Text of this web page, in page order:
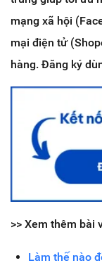
mạng xã hội
mại điện tử
hàng. Đăng ký
>> Xem thêm bài
Làm thế nào